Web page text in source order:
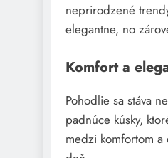
neprirodzené
elegantne, no
Komfort a
Pohodlie sa stáva
padnúce kúsky,
medzi komfortom